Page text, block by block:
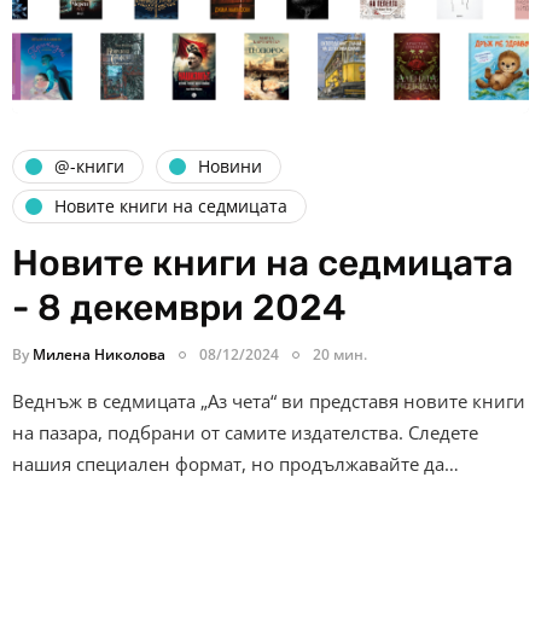
@-книги
Новини
Новите книги на седмицата
Новите книги на седмицата
- 8 декември 2024
By Милена Николова 08/12/2024 20 мин.
Веднъж в седмицата „Аз чета“ ви представя новите книги
на пазара, подбрани от самите издателства. Следете
нашия специален формат, но продължавайте да…